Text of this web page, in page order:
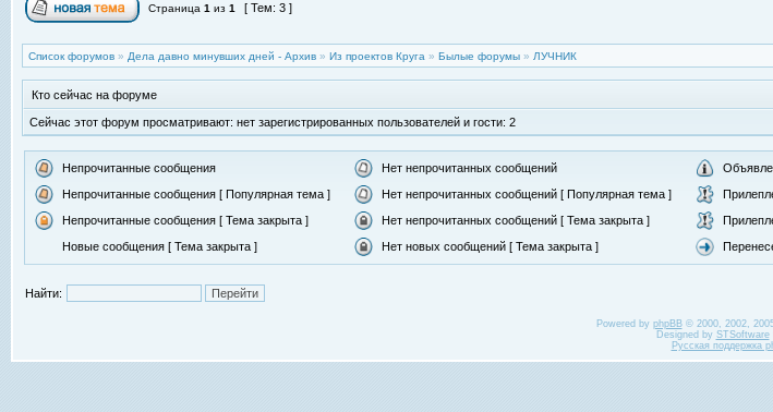
Страница 1 из 1 [ Тем: 3 ]
Список форумов » Дела давно минувших дней - Архив » Из проектов Круга » Былые форумы » ЛУЧНИК
Кто сейчас на форуме
Сейчас этот форум просматривают: нет зарегистрированных пользователей и гости: 2
Непрочитанные сообщения Нет непрочитанных сообщений
Непрочитанные сообщения [ Популярная тема ]
Нет непрочитанных сообщений [ Популярная тема ]
Непрочитанные сообщения [ Тема закрыта ]
Нет непрочитанных сообщений [ Тема закрыта ]
Новые сообщения [ Тема закрыта ]
Нет новых сообщений [ Тема закрыта ]
Найти:
Powered by phpBB© 2000, 2002,
Designed by STSoftware
Русская поддержка